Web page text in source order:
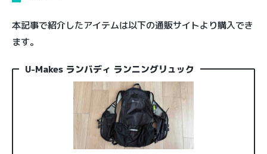
本記事で紹介したアイテムは以下の通販サイトより購入でき
ます。
U-Makes ランバディ ランニングリュック